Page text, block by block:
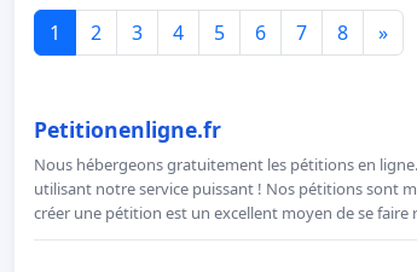
1 2 3 4 5 6 7 8 »
Petitionenligne.fr
Nous hébergeons gratuitement les pétitions en
utilisant notre service puissant ! Nos pétitions sont
créer une pétition est un excellent moyen de se